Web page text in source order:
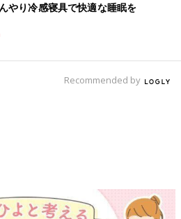
やり冷感寝具で快適な睡眠を
Recommended by